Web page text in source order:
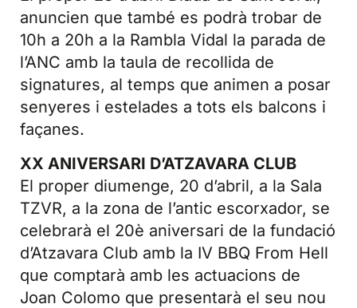
anuncien que també es podrà trobar de
10h a 20h a la Rambla Vidal la parada de
l’ANC amb la taula de recollida de
signatures, al temps que animen a posar
senyeres i estelades a tots els balcons i
façanes.
XX ANIVERSARI D’ATZAVARA CLUB
El proper diumenge, 20 d’abril, a la Sala
TZVR, a la zona de l’antic escorxador, se
celebrarà el 20è aniversari de la fundació
d’Atzavara Club amb la IV BBQ From Hell
que comptarà amb les actuacions de
Joan Colomo que presentarà el seu nou